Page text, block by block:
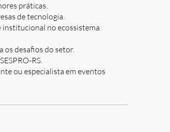
práticas.
de tecnologia.
no ecossistema
os desafios do setor.
RS.
ou especialista em eventos